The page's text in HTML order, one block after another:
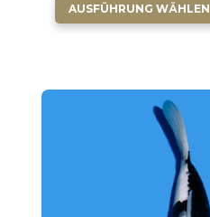
AUSFÜHRUNG WÄHLEN